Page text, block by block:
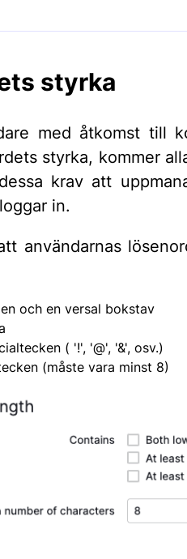
styrka
med åtkomst till
styrka, kommer
krav att
in.
användarnas
och en versal bokstav
( '!', '@', '&', osv.)
(måste vara minst 8)